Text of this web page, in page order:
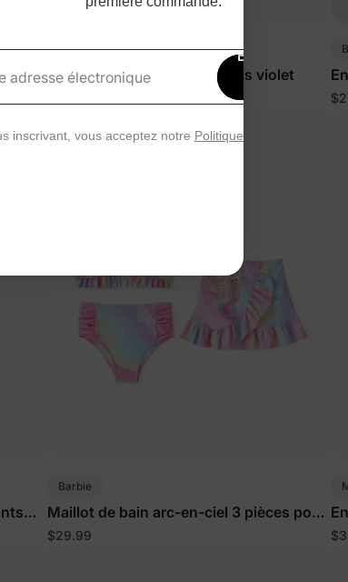
Congelé
T-shirts pour fillettes/enfants violet
Barbie
Maillot de bain arc-en-ciel 3 pièces pour
fillettes/enfants multicolore
$29.99
électronique
Bénéficiez de
15 % de
inscrivant, vous acceptez notre Politique de confidentialité